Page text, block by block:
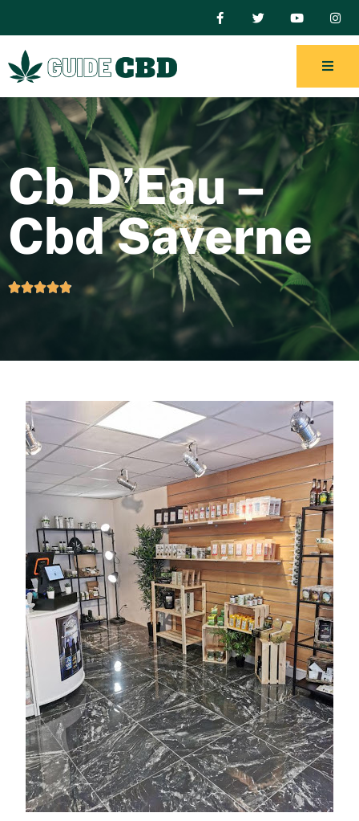
Cb D’Eau –
Cbd Saverne
